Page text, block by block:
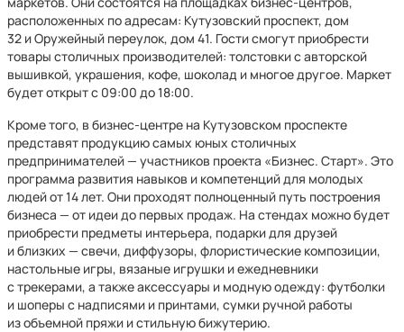
расположенных по адресам: Кутузовский проспект, дом
32 и Оружейный переулок, дом 41. Гости смогут приобрести
товары столичных производителей: толстовки с авторской
вышивкой, украшения, кофе, шоколад и многое другое. Маркет
будет открыт с 09:00 до 18:00.
Кроме того, в бизнес-центре на Кутузовском проспекте
представят продукцию самых юных столичных
предпринимателей — участников проекта «Бизнес. Старт». Это
программа развития навыков и компетенций для молодых
людей от 14 лет. Они проходят полноценный путь построения
бизнеса — от идеи до первых продаж. На стендах можно будет
приобрести предметы интерьера, подарки для друзей
и близких — свечи, диффузоры, флористические композиции,
настольные игры, вязаные игрушки и ежедневники
с трекерами, а также аксессуары и модную одежду: футболки
и шоперы с надписями и принтами, сумки ручной работы
из объемной пряжи и стильную бижутерию.